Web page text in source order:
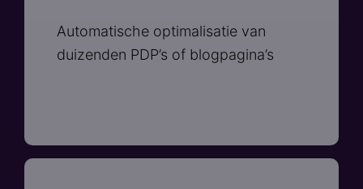
Automatische optimalisatie van
duizenden PDP’s of blogpagina’s